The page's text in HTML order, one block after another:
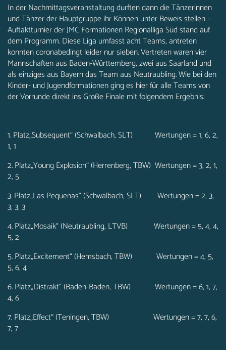
In der Nachmittagsveranstaltung durften dann die Tänzerinnen
und Tänzer der Hauptgruppe ihr Können unter Beweis stellen –
Auftaktturnier der JMC Formationen Regionalliga Süd stand auf
dem Programm. Diese Liga umfasst acht Teams, antreten
konnten coronabedingt leider nur sieben. Vertreten waren vier
Mannschaften aus Baden-Württemberg, zwei aus Saarland und
als einziges aus Bayern das Team aus Neutraubling. Wie bei den
Kinder- und Jugendformationen ging es hier für alle Teams von
der Vorrunde direkt ins Große Finale mit folgendem Ergebnis:
1. Platz„Subsequent“ (Schwalbach, SLT) Wertungen = 1, 6, 2,
1, 1
2. Platz„Young Explosion“ (Herrenberg, TBW) Wertungen = 3, 2, 1,
2, 5
3. Platz„Las Pequenas“ (Schwalbach, SLT) Wertungen = 2, 3,
3, 3, 3
4. Platz„Mosaik“ (Neutraubling, LTVB) Wertungen = 5, 4, 4,
5, 2
5. Platz„Excitement“ (Hemsbach, TBW) Wertungen = 4, 5,
5, 6, 4
6. Platz„Distrakt“ (Baden-Baden, TBW) Wertungen = 6, 1, 7,
4, 6
7. Platz„Effect“ (Teningen, TBW) Wertungen = 7, 7, 6,
7, 7